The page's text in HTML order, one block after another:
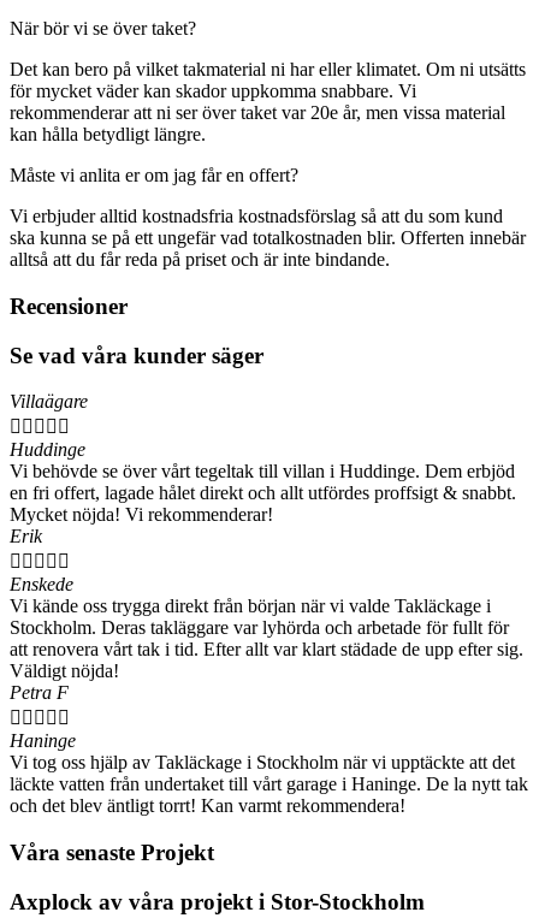
När bör vi se över taket?
Det kan bero på vilket takmaterial ni har eller klimatet. Om ni utsätts
för mycket väder kan skador uppkomma snabbare. Vi
rekommenderar att ni ser över taket var 20e år, men vissa material
kan hålla betydligt längre.
Måste vi anlita er om jag får en offert?
Vi erbjuder alltid kostnadsfria kostnadsförslag så att du som kund
ska kunna se på ett ungefär vad totalkostnaden blir. Offerten innebär
alltså att du får reda på priset och är inte bindande.
Recensioner
Se vad våra kunder säger
Villaägare
    
Huddinge
Vi behövde se över vårt tegeltak till villan i Huddinge. Dem erbjöd
en fri offert, lagade hålet direkt och allt utfördes proffsigt & snabbt.
Mycket nöjda! Vi rekommenderar!
Erik
    
Enskede
Vi kände oss trygga direkt från början när vi valde Takläckage i
Stockholm. Deras takläggare var lyhörda och arbetade för fullt för
att renovera vårt tak i tid. Efter allt var klart städade de upp efter sig.
Väldigt nöjda!
Petra F
    
Haninge
Vi tog oss hjälp av Takläckage i Stockholm när vi upptäckte att det
läckte vatten från undertaket till vårt garage i Haninge. De la nytt tak
och det blev äntligt torrt! Kan varmt rekommendera!
Våra senaste Projekt
Axplock av våra projekt i Stor-Stockholm